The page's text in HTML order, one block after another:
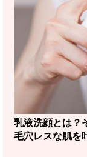
乳液洗顔とは？
毛穴レスな肌を